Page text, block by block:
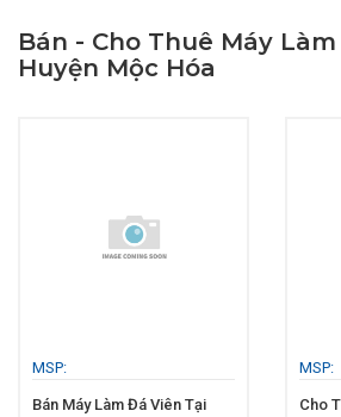
Bán - Cho Thuê Máy
Huyện Mộc Hóa
MSP:
Bán Máy Làm Đá Viên Tại
MSP:
Cho